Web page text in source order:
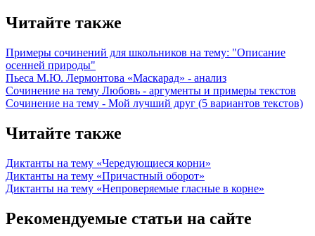
Читайте также
Примеры сочинений для школьников на тему: "Описание
осенней природы"
Пьеса М.Ю. Лермонтова «Маскарад» - анализ
Сочинение на тему Любовь - аргументы и примеры текстов
Сочинение на тему - Мой лучший друг (5 вариантов текстов)
Читайте также
Диктанты на тему «Чередующиеся корни»
Диктанты на тему «Причастный оборот»
Диктанты на тему «Непроверяемые гласные в корне»
Рекомендуемые статьи на сайте